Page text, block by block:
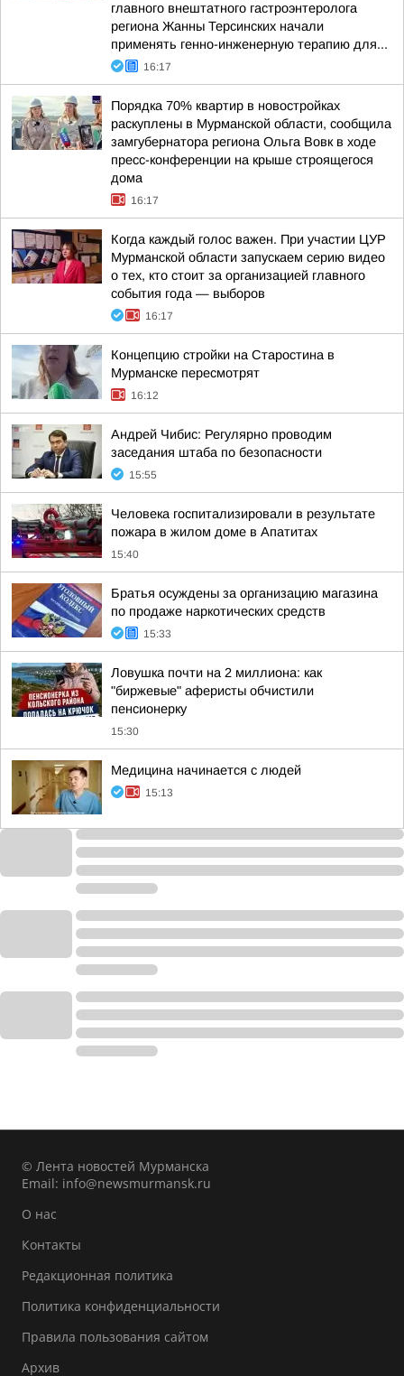
главного внештатного гастроэнтеролога
региона Жанны Терсинских начали
применять генно-инженерную терапию для...
16:17
Порядка 70% квартир в новостройках
раскуплены в Мурманской области, сообщила
замгубернатора региона Ольга Вовк в ходе
пресс-конференции на крыше строящегося
дома
16:17
Когда каждый голос важен. При участии ЦУР
Мурманской области запускаем серию видео
о тех, кто стоит за организацией главного
события года — выборов
16:17
Концепцию стройки на Старостина в
Мурманске пересмотрят
16:12
Андрей Чибис: Регулярно проводим
заседания штаба по безопасности
15:55
Человека госпитализировали в результате
пожара в жилом доме в Апатитах
15:40
Братья осуждены за организацию магазина
по продаже наркотических средств
15:33
Ловушка почти на 2 миллиона: как
"биржевые" аферисты обчистили
пенсионерку
15:30
Медицина начинается с людей
15:13
© Лента новостей Мурманска
Email: info@newsmurmansk.ru
О нас
Контакты
Редакционная политика
Политика конфиденциальности
Правила пользования сайтом
Архив